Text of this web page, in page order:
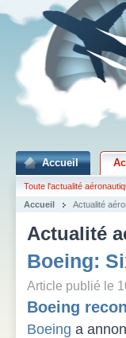
Accueil
Toute l'actualité
Accueil
Actualité
Actualité
Boeing:
Article publié le
Boeing
Boeing a